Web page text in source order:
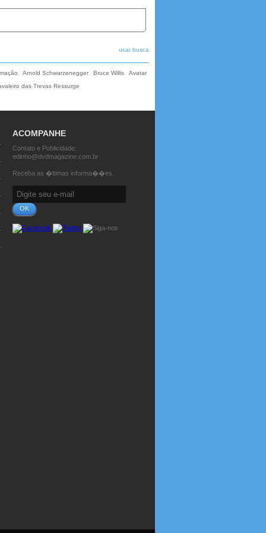
usar busca
Arnold Schwarzenegger Bruce Willis Avatar
das Trevas Ressurge
ACOMPANHE
Contato e Publicidade:
edinho@dvdmagazine.com.br
Receba as �ltimas informa��es.
OK